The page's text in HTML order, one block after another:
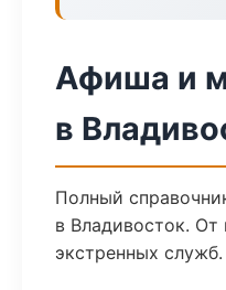
Афиша и
в
Полный
в Владивосток. От
экстренных служб.